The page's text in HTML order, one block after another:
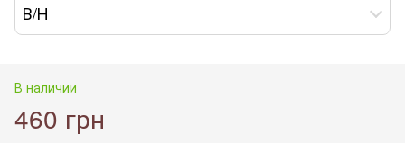
В/Н
В наличии
460 грн